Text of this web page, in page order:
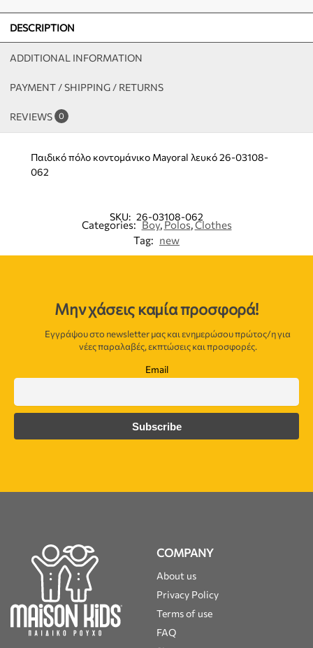
DESCRIPTION
ADDITIONAL INFORMATION
PAYMENT / SHIPPING / RETURNS
REVIEWS 0
Παιδικό πόλο κοντομάνικο Mayoral λευκό 26-03108-
062
SKU: 26-03108-062
Categories: Boy,Polos,Clothes
Tag: new
Μην χάσεις καμία προσφορά!
Εγγράψου στο newsletter μας και ενημερώσου πρώτος/η για
νέες παραλαβές, εκπτώσεις και προσφορές.
Email
COMPANY
About us
Privacy Policy
Terms of use
FAQ